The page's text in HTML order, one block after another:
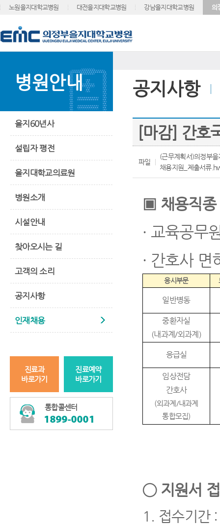
노원을지대학교병원 대전을지대학교병원 강남을지대학교병원 의
병원안내
을지60년사
설립자 평전
을지대학교의료원
병원소개
시설안내
찾아오시는 길
고객의 소리
공지사항
인재채용
진료과
바로가기
진료예약
바로가기
통합콜센터
공지사항
[마감] 간호
파일
(근무계획서)의정부
채용지원_제출서류
▣ 채용직
· 교육공무
· 간호사 면
응시부문
일반병동
중환자실
(내과계/외과계 )
응급실
임상전담
간호사
(외과계 /내과계
통합모집)
◯ 지원서
1. 접수기간 :